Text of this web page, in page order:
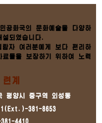
화국의 문화예술을 다양하
되였습니다.
자 여러분에게 보다 편리하
들을 보장하기 위하여 노력
계
평양시 중구역 외성동
381-8653
4410